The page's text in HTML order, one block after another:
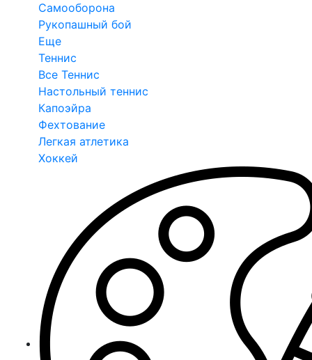
Самооборона
Рукопашный бой
Еще
Теннис
Все Теннис
Настольный теннис
Капоэйра
Фехтование
Легкая атлетика
Хоккей